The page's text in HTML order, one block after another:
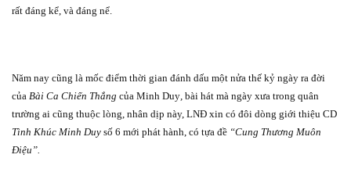
rất đáng kể, và đáng nể.
Năm nay cũng là mốc điểm thời gian đánh dấu một nửa thế kỷ ngày ra đời
của Bài Ca Chiến Thắng của Minh Duy, bài hát mà ngày xưa trong quân
trường ai cũng thuộc lòng, nhân dịp này, LNĐ xin có đôi dòng giới thiệu CD
Tình Khúc Minh Duy số 6 mới phát hành, có tựa đề “Cung Thương Muôn
Điệu”.